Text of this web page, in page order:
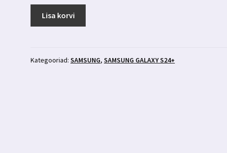
ümbris
Lisa korvi
Kategooriad:SAMSUNG,SAMSUNG GALAXY S24+